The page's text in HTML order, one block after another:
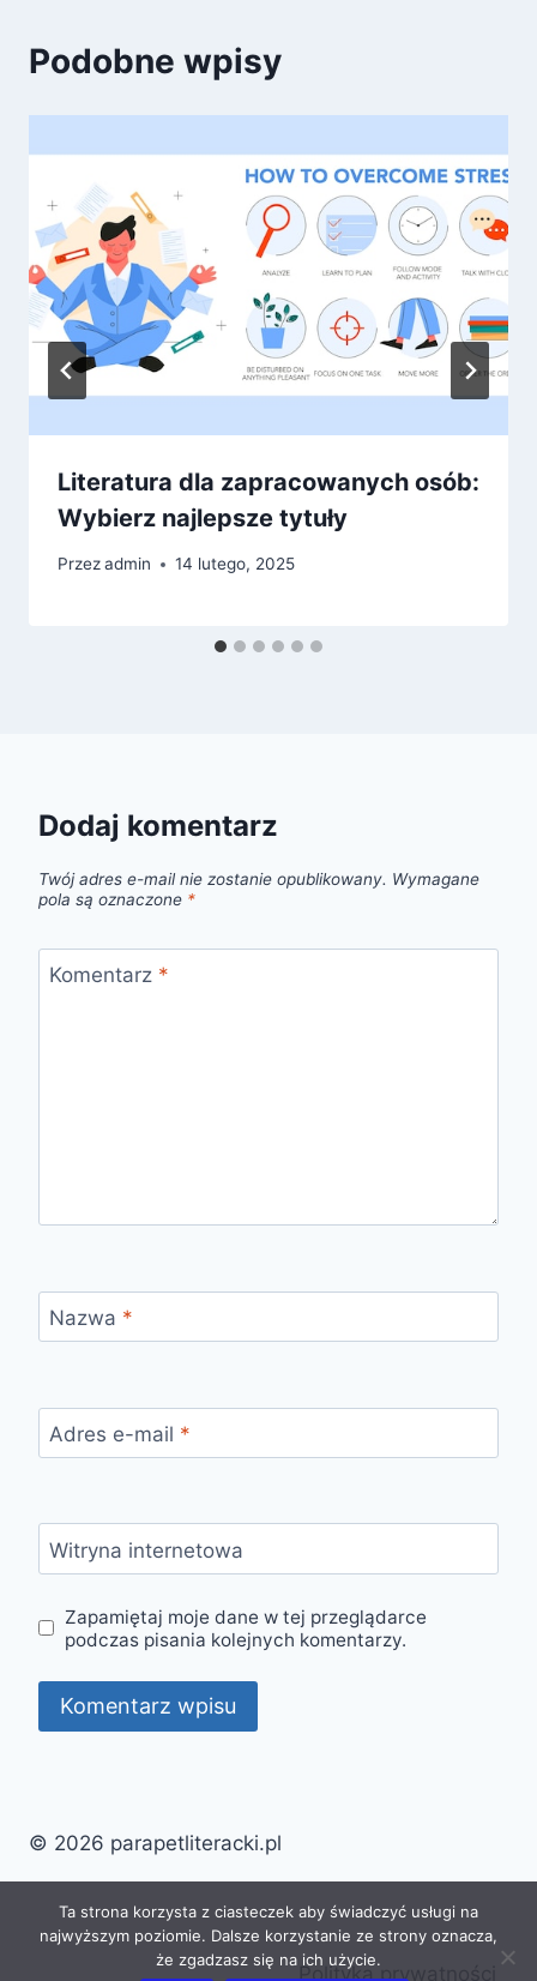
Podobne wpisy
Literatura dla zapracowanych osób:
Wybierz najlepsze tytuły
Przezadmin 14 lutego, 2025
Dodaj komentarz
Twój adres e-mail nie zostanie opublikowany. Wymagane
pola są oznaczone *
Komentarz *
Nazwa *
Adres e-mail *
Witryna internetowa
Zapamiętaj moje dane w tej przeglądarce
podczas pisania kolejnych komentarzy.
© 2026 parapetliteracki.pl
Polityka prywatności
Ta strona korzysta z ciasteczek aby świadczyć usługi na
najwyższym poziomie. Dalsze korzystanie ze strony oznacza,
że zgadzasz się na ich użycie.